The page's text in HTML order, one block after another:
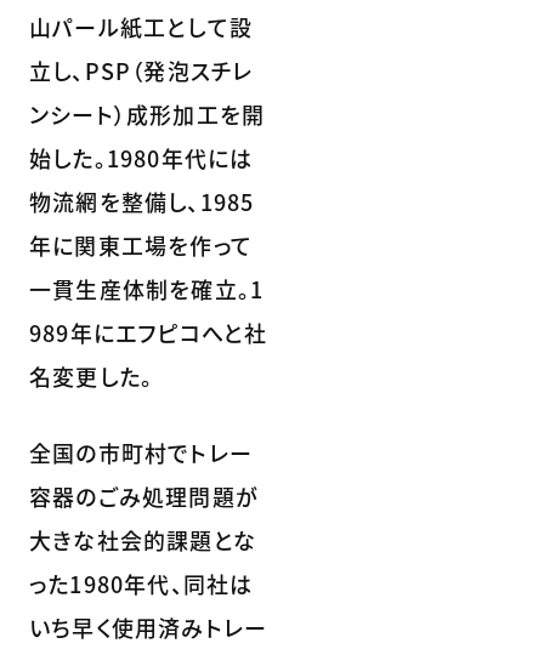
山パール紙工として設
立し、PSP（発泡スチレ
ンシート）成形加工を開
始した。1980年代には
物流網を整備し、1985
年に関東工場を作って
一貫生産体制を確立。1
989年にエフピコへと社
名変更した。
全国の市町村でトレー
容器のごみ処理問題が
大きな社会的課題とな
った1980年代、同社は
いち早く使用済みトレー